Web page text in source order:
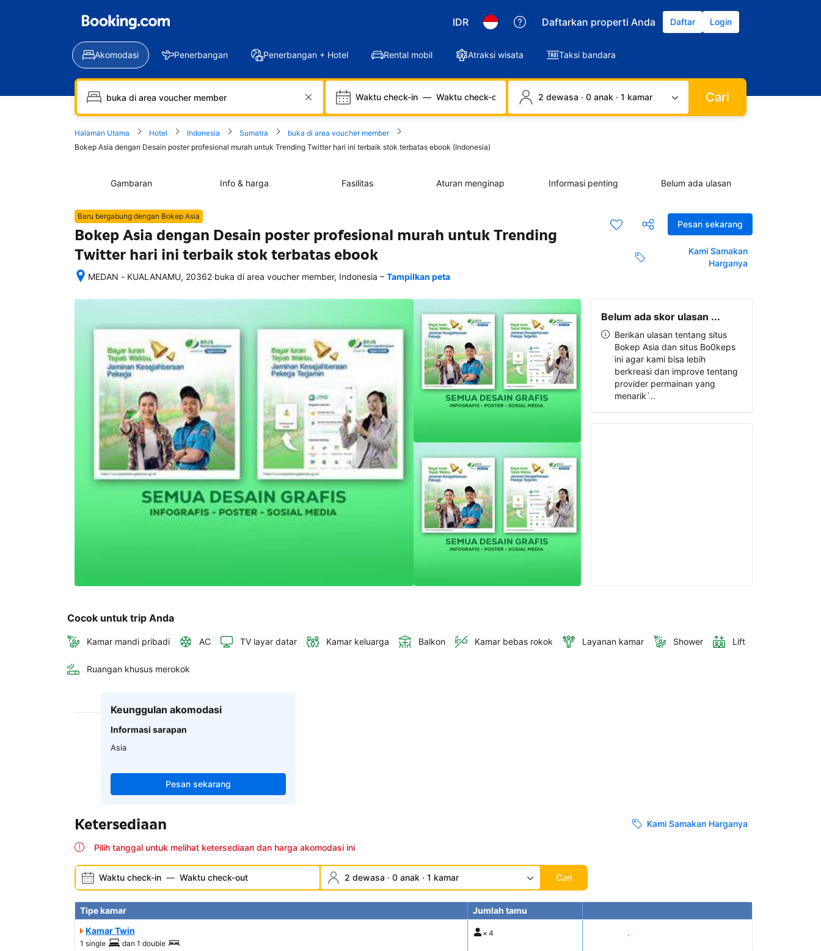
IDR Daftarkan properti Anda Daftar Login
Akomodasi Penerbangan Penerbangan + Hotel Rental mobil Atraksi wisata Taksi bandara
Waktu check-in — Waktu check-out 2 dewasa · 0 anak · 1 kamar Cari
Halaman Utama Hotel Indonesia Sumatra
buka di area voucher member
Bokep Asia dengan Desain poster profesional murah untuk Trending Twitter hari ini terbaik stok terbatas ebook (Indonesia)
Gambaran Info & harga Fasilitas Aturan menginap Informasi penting Belum ada ulasan
Pesan sekarang
Kami Samakan
Harganya
Baru bergabung dengan Bokep Asia
Bokep Asia dengan Desain poster profesional murah untuk Trending
Twitter hari ini terbaik stok terbatas ebook
MEDAN - KUALANAMU, 20362 buka di area voucher member, Indonesia
memesan,
rincian
termasuk
nomor
telepon
alamat
akan
disertakan
dalam
konfirmasi
pemesanan
dan
akun
– Tampilkan peta
Belum ada skor ulasan ...
Berikan ulasan tentang situs
Bokep Asia dan situs Bo0keps
ini agar kami bisa lebih
berkreasi dan improve tentang
provider permainan yang
menarik`..
Cocok untuk trip Anda
Kamar mandi pribadi AC TV layar datar Kamar keluarga Balkon Kamar bebas rokok Layanan kamar Shower Lift
Ruangan khusus merokok
Keunggulan akomodasi
Informasi sarapan
Asia
Pesan sekarang
Ketersediaan Kami Samakan Harganya
Pilih tanggal untuk melihat ketersediaan dan harga akomodasi ini
Waktu check-in — Waktu check-out 2 dewasa · 0 anak · 1 kamar Cari
Tipe kamar
Jumlah tamu
Kamar Twin
1 single dan 1 double
× 4 Tampilkan harga